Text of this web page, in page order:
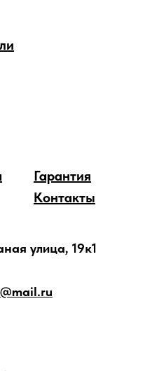
Гарантия
Контакты
улица, 19к1